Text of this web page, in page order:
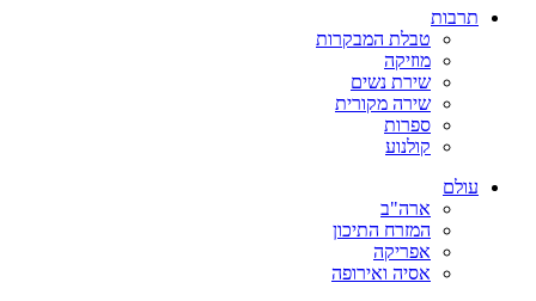
תרבות
טבלת המבקרות
מוזיקה
שירת נשים
שירה מקורית
ספרות
קולנוע
עולם
ארה"ב
המזרח התיכון
אפריקה
אסיה ואירופה